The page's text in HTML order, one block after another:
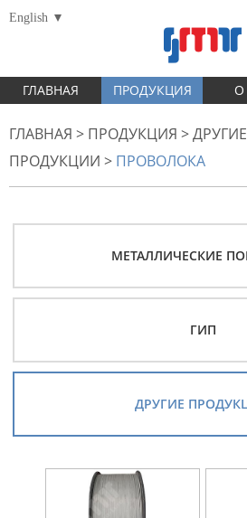
English
ГЛАВНАЯ ПРОДУКЦИЯ О
ГЛАВНАЯ > ПРОДУКЦИЯ >ДРУГИЕ
ПРОДУКЦИИ > ПРОВОЛОКА
МЕТАЛЛИЧЕСКИЕ
ГИП
ДРУГИЕ